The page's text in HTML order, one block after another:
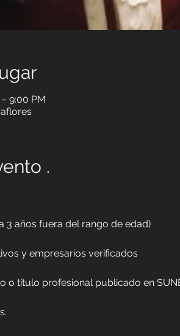
9:00 PM
.
3 años fuera del rango de edad)
y empresarios verificados
o título profesional publicado en